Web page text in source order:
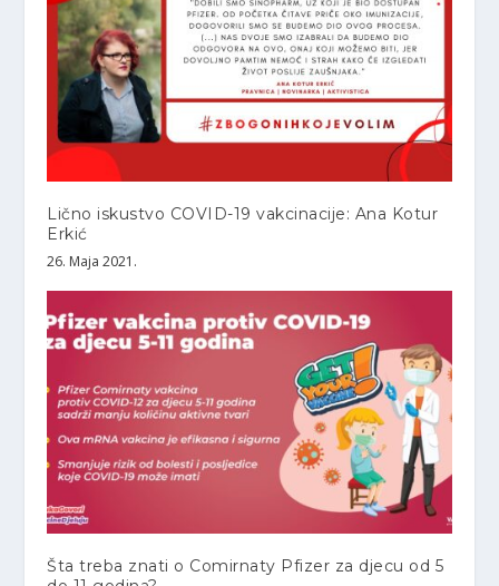
Lično iskustvo COVID-19 vakcinacije: Ana Kotur
Erkić
26. Maja 2021.
Šta treba znati o Comirnaty Pfizer za djecu od 5